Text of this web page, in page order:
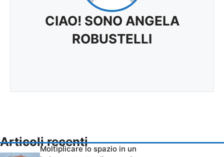
CIAO! SONO ANGELA
ROBUSTELLI
Articoli recenti
Moltiplicare lo spazio in un